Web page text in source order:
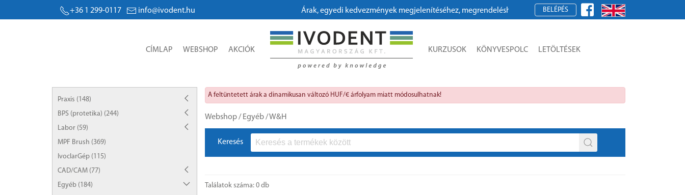
+36 1 299-0117 info@ivodent.hu Árak, egyedi kedvezmények megjelenítéséhez, megrendeléshez kérjük, regisztráljon!
BELÉPÉS
CÍMLAP WEBSHOP AKCIÓK KURZUSOK KÖNYVESPOLC LETÖLTÉSEK
Praxis (148)
BPS (protetika) (244)
Labor (59)
MPF Brush (369)
IvoclarGép (115)
CAD/CAM (77)
Egyéb (184)
A feltüntetett árak a dinamikusan változó HUF/€ árfolyam miatt módosulhatnak!
Webshop/ Egyéb/W&H
Keresés
Találatok száma: 0 db